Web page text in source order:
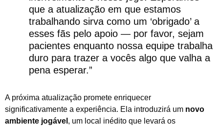
que a atualização em que estamos
trabalhando sirva como um ‘obrigado’ a
esses fãs pelo apoio — por favor, sejam
pacientes enquanto nossa equipe trabalha
duro para trazer a vocês algo que valha a
pena esperar.”
A próxima atualização promete enriquecer
significativamente a experiência. Ela introduzirá um novo
ambiente jogável , um local inédito que levará os